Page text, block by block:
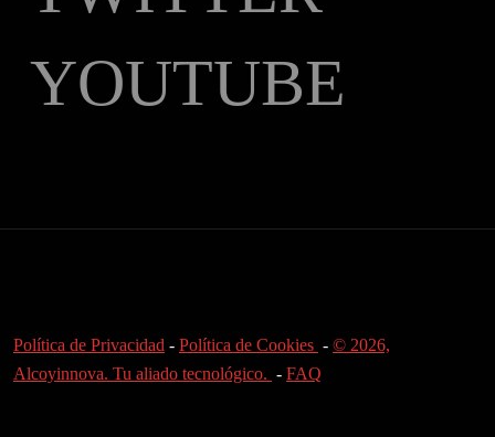
YOUTUBE
Política de Privacidad - Política de Cookies - © 2026,
Alcoyinnova. Tu aliado tecnológico. - FAQ